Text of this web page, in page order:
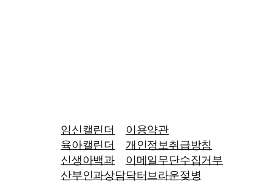
임신캘린더
육아캘린더
신생아백과
산부인과상담
이용약관
개인정보취급방침
이메일무단수집거부
닥터브라운젖병